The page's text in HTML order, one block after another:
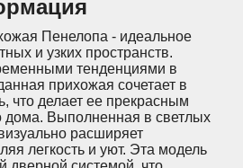
Пенелопа - идеальное
и узких пространств.
тенденциями в
прихожая сочетает в
что делает ее прекрасным
Выполненная в светлых
расширяет
легкость и уют. Эта модель